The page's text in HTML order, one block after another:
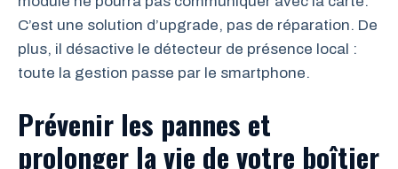
C’est une solution d’upgrade, pas de réparation. De
plus, il désactive le détecteur de présence local :
toute la gestion passe par le smartphone.
Prévenir les pannes et
prolonger la vie de votre boîtier